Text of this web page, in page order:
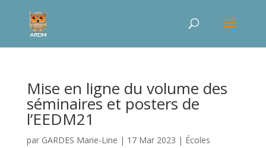
Mise en ligne du volume des
séminaires et posters de
l’EEDM21
par GARDES Marie-Line | 17 Mar 2023 | Écoles